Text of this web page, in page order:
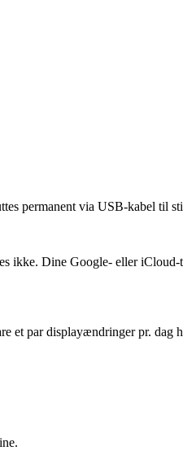
permanent via USB-kabel til
ikke. Dine Google- eller
et par displayændringer pr. dag